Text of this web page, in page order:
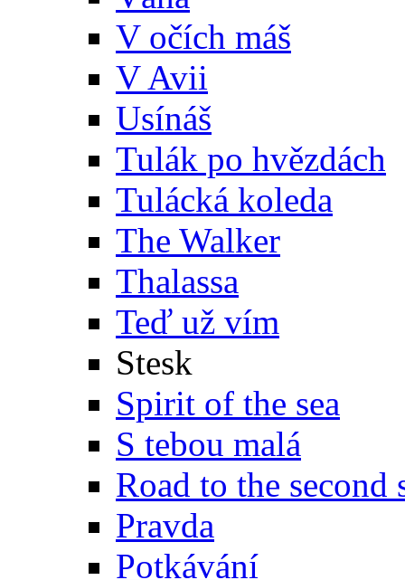
V očích máš
V Avii
Usínáš
Tulák po hvězdách
Tulácká koleda
The Walker
Thalassa
Teď už vím
Stesk
Spirit of the sea
S tebou malá
Road to the second
Pravda
Potkávání